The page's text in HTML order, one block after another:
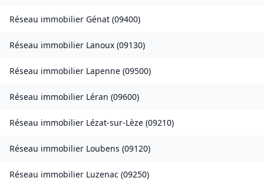
Réseau immobilier Génat (09400)
Réseau immobilier Lanoux (09130)
Réseau immobilier Lapenne (09500)
Réseau immobilier Léran (09600)
Réseau immobilier Lézat-sur-Lèze (09210)
Réseau immobilier Loubens (09120)
Réseau immobilier Luzenac (09250)